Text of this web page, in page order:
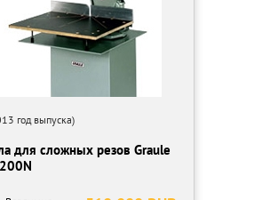
год выпуска)
для сложных резов Graule